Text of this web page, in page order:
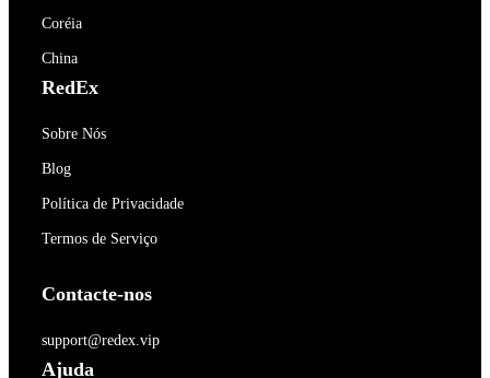
Coréia
China
RedEx
Sobre Nós
Blog
Política de Privacidade
Termos de Serviço
Contacte-nos
support@redex.vip
Ajuda